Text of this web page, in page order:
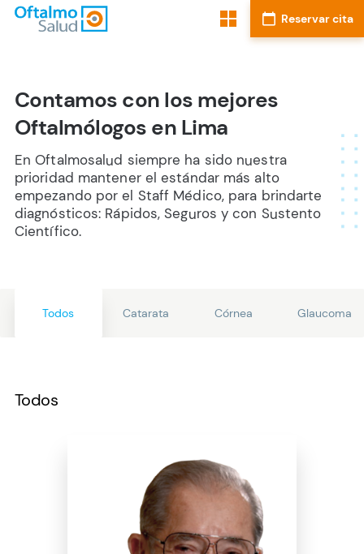
Contamos con los mejores
Oftalmólogos en Lima
En Oftalmosalud siempre ha sido nuestra
prioridad mantener el estándar más alto
empezando por el Staff Médico, para brindarte
diagnósticos: Rápidos, Seguros y con Sustento
Científico.
Todos Catarata Córnea Glaucoma
Todos